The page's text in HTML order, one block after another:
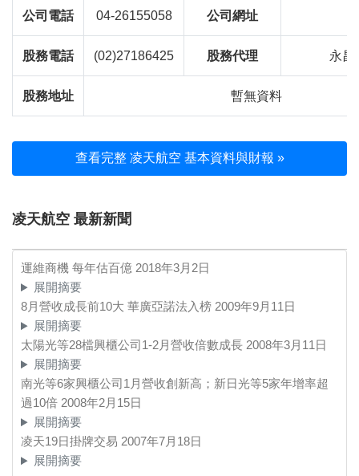
公司電話 04-26155058 公司網址
股務電話 (02)27186425 股務代理 永昌
股務地址 暫無資料
查看完整 凌天航空 基本資料與財報 »
凌天航空 最新新聞
運維商機 每年估百億 2018年3月2日
展開摘要
8月營收成長前10大 華廣亞諾法入榜 2009年9月11日
展開摘要
太陽光等28檔興櫃公司1-2月營收倍數成長 2008年3月11日
展開摘要
南光等6家興櫃公司1月營收創新高；新日光等5家年增率超
過10倍 2008年2月15日
展開摘要
凌天19日掛牌交易 2007年7月18日
展開摘要